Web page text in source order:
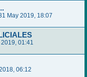
May 2019, 18:07
2019, 01:41
06:12